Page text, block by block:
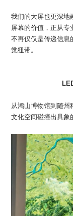
我们的大屏也更深地
屏幕的价值，正从专
不再仅仅是传递信息
觉纽带。
从鸿山博物馆到随州
文化空间碰撞出具象